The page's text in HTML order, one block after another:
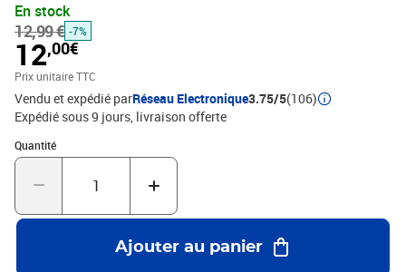
soit la tâche. La zone de torsion conique de l'embout absorbe la
force et les vibrations du vissage, ce qui améliore l'absorption des
pics de couple. De plus, l'embout est doté d'une queue hexagonale
1/4'' pour un vissage universel avec les visseuses et perceuses-
visseuses. Caractéristiques techniques :Type de métal : Acier
modifié S2Zone de torsion conique pour l'amélioration
d'absorption des pics de couple
En stock
12,99 € -7%
12,00€
Prix unitaire TTC
Vendu et expédié parRéseau Electronique3.75/5(106)
Expédié sous 9 jours livraison offerte
Quantité
Quantité : 1
Ajouter au panier